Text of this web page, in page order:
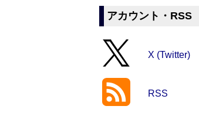
アカウント・RSS
X (Twitter)
RSS